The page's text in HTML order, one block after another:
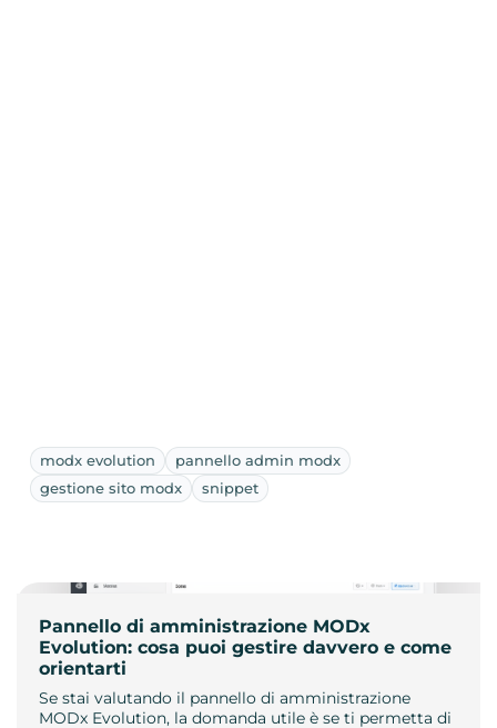
modx evolution
pannello admin modx
gestione sito modx
snippet
Pannello di amministrazione MODx
Evolution: cosa puoi gestire davvero e come
orientarti
Se stai valutando il pannello di amministrazione
MODx Evolution, la domanda utile è se ti permetta di